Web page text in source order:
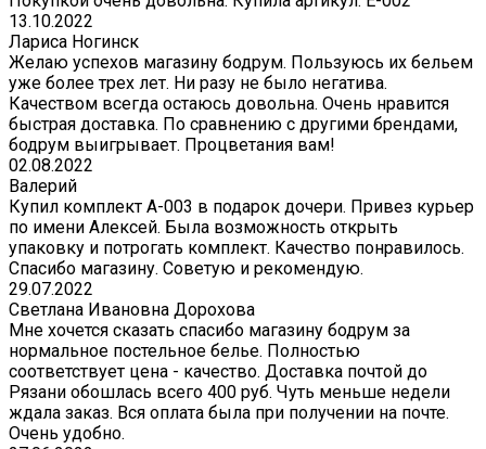
13.10.2022
Лариса Ногинск
Желаю успехов магазину бодрум. Пользуюсь их бельем
уже более трех лет. Ни разу не было негатива.
Качеством всегда остаюсь довольна. Очень нравится
быстрая доставка. По сравнению с другими брендами,
бодрум выигрывает. Процветания вам!
02.08.2022
Валерий
Купил комплект A-003 в подарок дочери. Привез курьер
по имени Алексей. Была возможность открыть
упаковку и потрогать комплект. Качество понравилось.
Спасибо магазину. Советую и рекомендую.
29.07.2022
Светлана Ивановна Дорохова
Мне хочется сказать спасибо магазину бодрум за
нормальное постельное белье. Полностью
соответствует цена - качество. Доставка почтой до
Рязани обошлась всего 400 руб. Чуть меньше недели
ждала заказ. Вся оплата была при получении на почте.
Очень удобно.